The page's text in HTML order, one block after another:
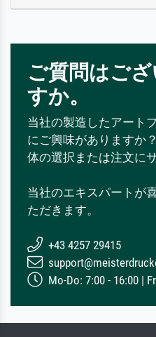
ご質問はござ
すか。
当社の製造したアート
にご興味がありますか
体の選択または注文に
当社のエキスパートが
ただきます。
+43 4257 29415
Mo-Do: 7:00 - 16:00 |